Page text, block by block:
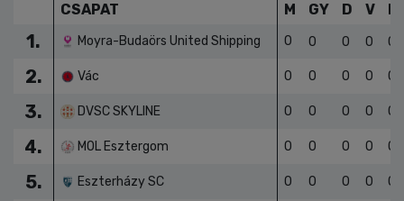
CSAPAT M GY D V
1. Moyra-Budaörs United Shipping 0 0 0 0 0
2. Vác 0 0 0 0 0
3. DVSC SKYLINE 0 0 0 0 0
4. MOL Esztergom 0 0 0 0 0
5. Eszterházy SC 0 0 0 0 0